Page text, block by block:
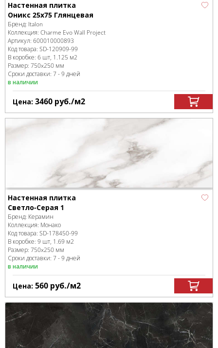
Настенная плитка
Оникс 25x75 Глянцевая
Бренд: Italon
Коллекция: Charme Evo Wall Project
Артикул: 600010000893
Код товара: SD-120909-99
В коробке: 6 шт, 1.125 м2
Размер: 750x250 мм
Сроки доставки: 7 - 9 дней
в наличии
Цена: 3460 руб./м2
Настенная плитка
Светло-Серая 1
Бренд: Керамин
Коллекция: Монако
Код товара: SD-178450-99
В коробке: 9 шт, 1.69 м2
Размер: 750x250 мм
Сроки доставки: 7 - 9 дней
в наличии
Цена: 560 руб./м2